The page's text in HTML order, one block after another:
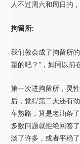
人不过周六和周日的
拘留所:
我们教会成了拘留所
望的吧？”，如同以前
第一次进拘留所，灵
后，觉得第二天还有
车熟路，算是老油条
多数问题就拒绝回答
淡了许多，或者平稳